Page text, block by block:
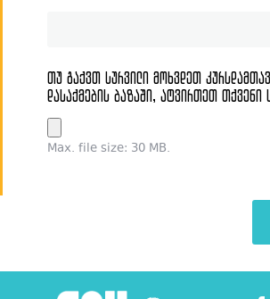
თუ გაქვთ სურვილი მოხვდეთ
დასაქმების ბაზაში, ატვირთეთ თქვენი
Max. file size: 30 MB.